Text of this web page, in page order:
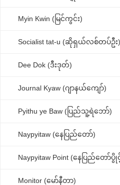
Myin Kwin (မြင်ကွင်း)
Socialist tat-u (ဆိုရှယ်လစ်တပ်ဦး)
Dee Dok (ဒီးဒုတ်)
Journal Kyaw (ဂျာနယ်ကျော်)
Pyithu ye Baw (ပြည်သူ့ရဲဘော်)
Naypyitaw (နေပြည်တော်)
Naypyitaw Point (နေပြည်တော်ပွို
Monitor (မော်နီတာ)